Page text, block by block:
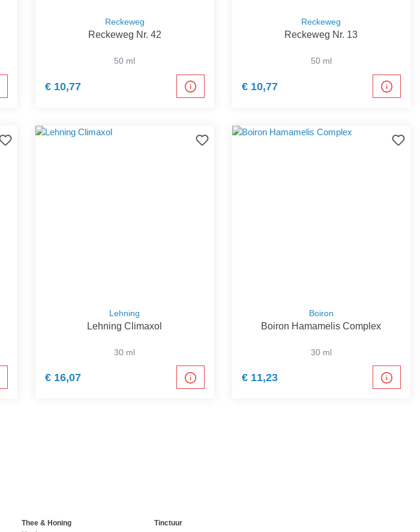
Reckeweg
Reckeweg Nr. 42
50 ml
€ 10,77
Reckeweg
Reckeweg Nr. 13
50 ml
€ 10,77
Lehning
Lehning Climaxol
30 ml
€ 16,07
Boiron
Boiron Hamamelis Complex
30 ml
€ 11,23
Thee & Honing
Tinctuur